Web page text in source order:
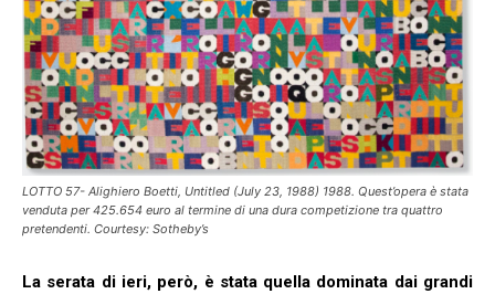
LOTTO 57- Alighiero Boetti, Untitled (July 23, 1988) 1988. Quest’opera è stata
venduta per 425.654 euro al termine di una dura competizione tra quattro
pretendenti. Courtesy: Sotheby’s
La serata di ieri, però, è stata quella dominata dai grandi